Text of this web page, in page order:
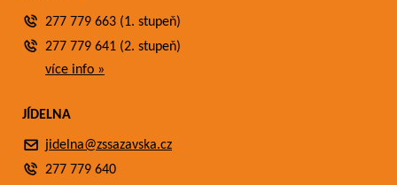
277 779 663 (1. stupeň)
277 779 641 (2. stupeň)
více info »
JÍDELNA
jidelna@zssazavska.cz
277 779 640